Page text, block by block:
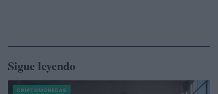
Sigue leyendo
CRIPTOMONEDAS